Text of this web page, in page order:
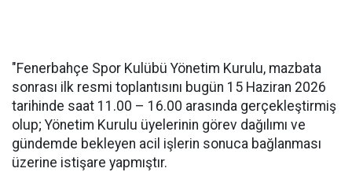
"Fenerbahçe Spor Kulübü Yönetim Kurulu, mazbata
sonrası ilk resmi toplantısını bugün 15 Haziran 2026
tarihinde saat 11.00 – 16.00 arasında gerçekleştirmiş
olup; Yönetim Kurulu üyelerinin görev dağılımı ve
gündemde bekleyen acil işlerin sonuca bağlanması
üzerine istişare yapmıştır.